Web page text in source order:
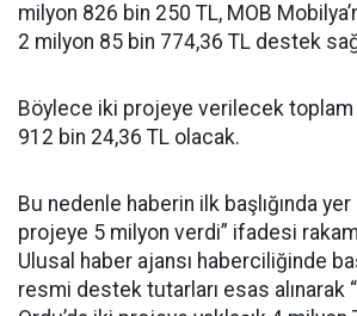
milyon 826 bin 250 TL, MOB
2 milyon 85 bin 774,36 TL destek
Böylece iki projeye verilecek
912 bin 24,36 TL olacak.
Bu nedenle haberin ilk başlığında yer
projeye 5 milyon verdi” ifadesi
Ulusal haber ajansı haberciliğinde
resmi destek tutarları esas alınarak